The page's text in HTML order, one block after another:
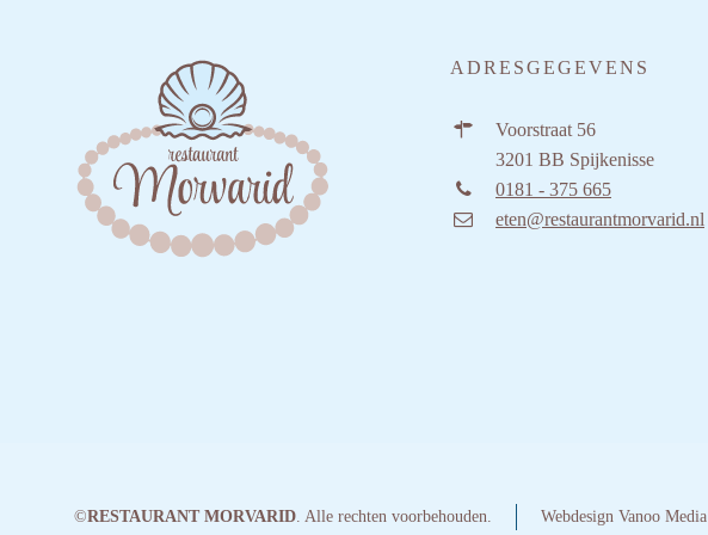
ADRESGEGEVENS
Voorstraat 56
3201 BB Spijkenisse
0181 - 375 665
eten@restaurantmorvarid.nl
©RESTAURANT MORVARID. Alle rechten voorbehouden. Webdesign Vanoo Media